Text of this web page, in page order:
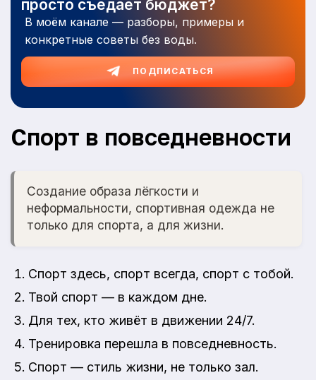
просто съедает бюджет?
В моём канале — разборы, примеры и
конкретные советы без воды.
ПОДПИСАТЬСЯ
Спорт в повседневности
Создание образа лёгкости и
неформальности, спортивная одежда не
только для спорта, а для жизни.
Спорт здесь, спорт всегда, спорт с тобой.
Твой спорт — в каждом дне.
Для тех, кто живёт в движении 24/7.
Тренировка перешла в повседневность.
Спорт — стиль жизни, не только зал.